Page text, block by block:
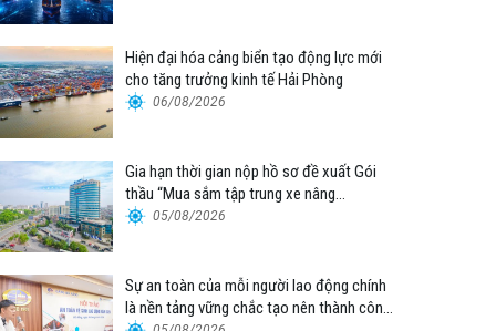
Hiện đại hóa cảng biển tạo động lực mới
cho tăng trưởng kinh tế Hải Phòng
06/08/2026
Gia hạn thời gian nộp hồ sơ đề xuất Gói
thầu “Mua sắm tập trung xe nâng
container thuộc Tổng công ty Hàng hải
05/08/2026
Sự an toàn của mỗi người lao động chính
là nền tảng vững chắc tạo nên thành công